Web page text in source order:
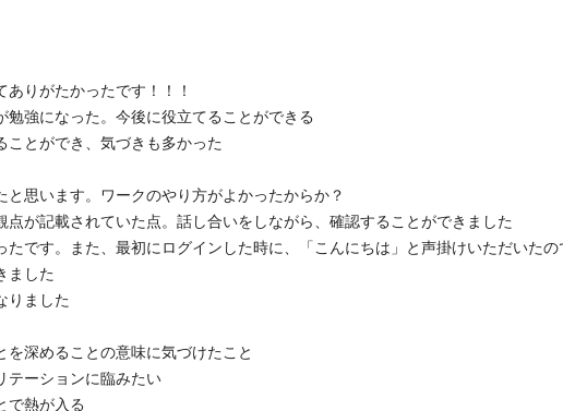
りがたかったです！！！
強になった。今後に役立てることができる
とができ、気づきも多かった
思います。ワークのやり方がよかったからか？
が記載されていた点。話し合いをしながら、確認することができました
です。また、最初にログインした時に、「こんにちは」と声掛けいただいたの
ました
りました
深めることの意味に気づけたこと
テーションに臨みたい
で熱が入る